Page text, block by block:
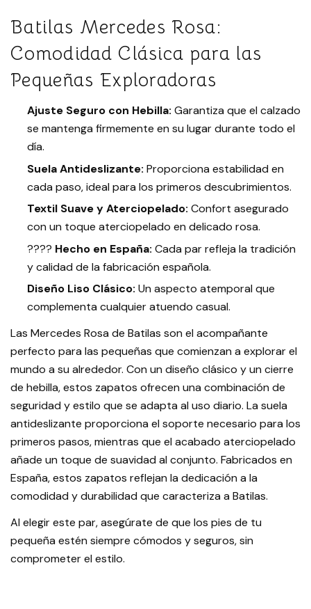
Batilas Mercedes Rosa:
Comodidad Clásica para las
Pequeñas Exploradoras
Ajuste Seguro con Hebilla: Garantiza que el calzado
se mantenga firmemente en su lugar durante todo el
día.
Suela Antideslizante: Proporciona estabilidad en
cada paso, ideal para los primeros descubrimientos.
Textil Suave y Aterciopelado: Confort asegurado
con un toque aterciopelado en delicado rosa.
???? Hecho en España: Cada par refleja la tradición
y calidad de la fabricación española.
Diseño Liso Clásico: Un aspecto atemporal que
complementa cualquier atuendo casual.
Las Mercedes Rosa de Batilas son el acompañante
perfecto para las pequeñas que comienzan a explorar el
mundo a su alrededor. Con un diseño clásico y un cierre
de hebilla, estos zapatos ofrecen una combinación de
seguridad y estilo que se adapta al uso diario. La suela
antideslizante proporciona el soporte necesario para los
primeros pasos, mientras que el acabado aterciopelado
añade un toque de suavidad al conjunto. Fabricados en
España, estos zapatos reflejan la dedicación a la
comodidad y durabilidad que caracteriza a Batilas.
Al elegir este par, asegúrate de que los pies de tu
pequeña estén siempre cómodos y seguros, sin
comprometer el estilo.